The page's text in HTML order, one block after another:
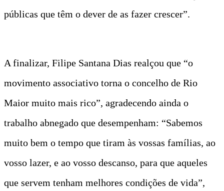
públicas que têm o dever de as fazer crescer”.
A finalizar, Filipe Santana Dias realçou que “o
movimento associativo torna o concelho de Rio
Maior muito mais rico”, agradecendo ainda o
trabalho abnegado que desempenham: “Sabemos
muito bem o tempo que tiram às vossas famílias, ao
vosso lazer, e ao vosso descanso, para que aqueles
que servem tenham melhores condições de vida”,